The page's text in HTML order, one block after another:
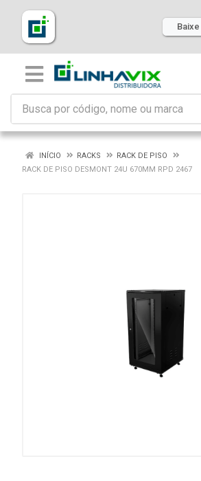
INÍCIO RACKS
RACK DE PISO
RACK DE PISO DESMONT 24U 670MM RPD 2467